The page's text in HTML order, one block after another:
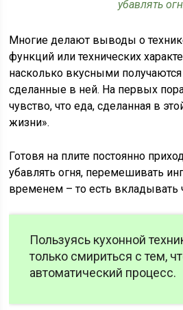
убавлять
Многие делают выводы о
функций или технических
насколько вкусными
сделанные в ней. На первых
чувство, что еда, сделанная в
жизни».
Готовя на плите постоянно
убавлять огня, перемешивать
временем – то есть вкладывать
Пользуясь кухонной
только смириться с тем,
автоматический процесс.